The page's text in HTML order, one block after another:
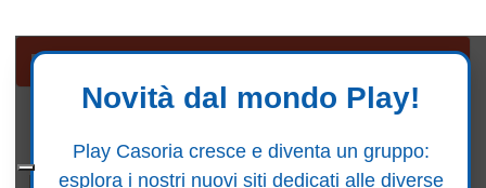
Novità dal mondo Play!
Play Casoria cresce e diventa un gruppo:
esplora i nostri nuovi siti dedicati alle diverse
Banchi lavoro e cucine
Follow us on Facebook